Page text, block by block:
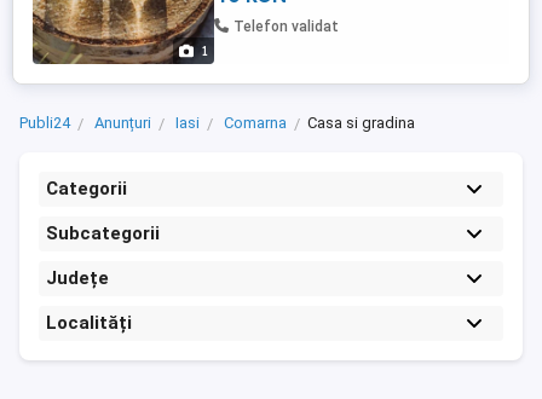
1
Telefon validat
Publi24 Anunțuri Iasi Comarna Casa si gradina
Categorii
Subcategorii
Județe
Localități